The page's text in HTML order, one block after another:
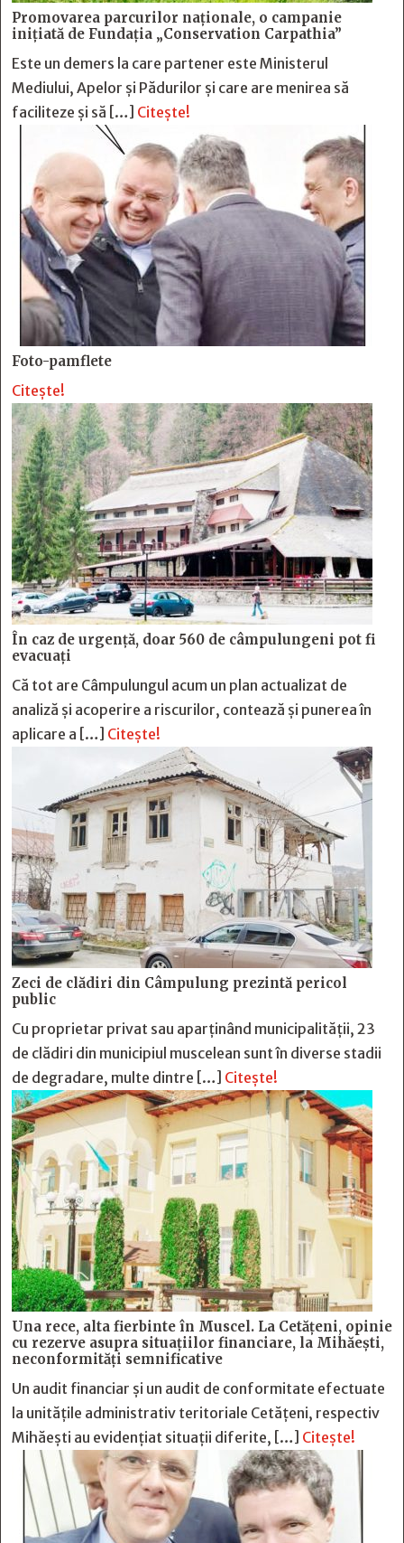
Promovarea parcurilor naționale, o campanie
inițiată de Fundația „Conservation Carpathia”
Este un demers la care partener este Ministerul
Mediului, Apelor și Pădurilor și care are menirea să
faciliteze și să […] Citește!
Foto-pamflete
Citește!
În caz de urgență, doar 560 de câmpulungeni pot fi
evacuați
Că tot are Câmpulungul acum un plan actualizat de
analiză și acoperire a riscurilor, contează și punerea în
aplicare a […] Citește!
Zeci de clădiri din Câmpulung prezintă pericol
public
Cu proprietar privat sau aparținând municipalității, 23
de clădiri din municipiul muscelean sunt în diverse stadii
de degradare, multe dintre […] Citește!
Una rece, alta fierbinte în Muscel. La Cetăţeni, opinie
cu rezerve asupra situaţiilor financiare, la Mihăeşti,
neconformităţi semnificative
Un audit financiar și un audit de conformitate efectuate
la unitățile administrativ teritoriale Cetățeni, respectiv
Mihăești au evidențiat situații diferite, […] Citește!